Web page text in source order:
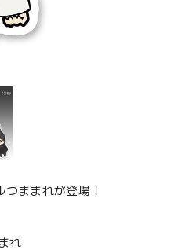
ままれが登場！
れ